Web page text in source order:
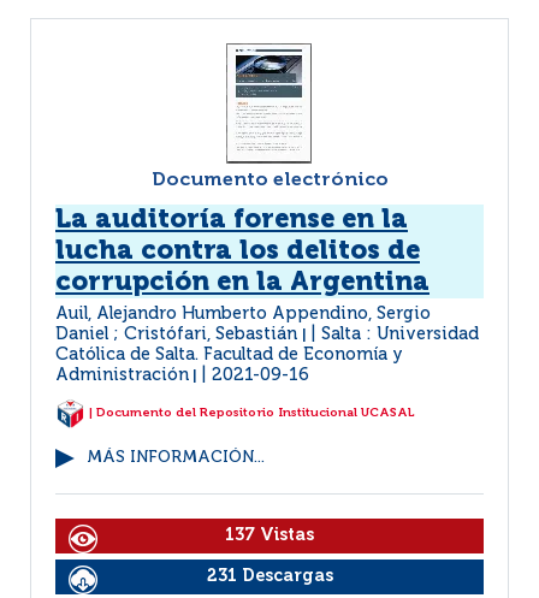
Documento electrónico
La auditoría forense en la
lucha contra los delitos de
corrupción en la Argentina
Auil, Alejandro Humberto Appendino, Sergio
Daniel ; Cristófari, Sebastián
Salta : Universidad
Católica de Salta. Facultad de Economía y
Administración
2021-09-16
| Documento del Repositorio Institucional UCASAL
MÁS INFORMACIÓN...
137 Vistas
231 Descargas